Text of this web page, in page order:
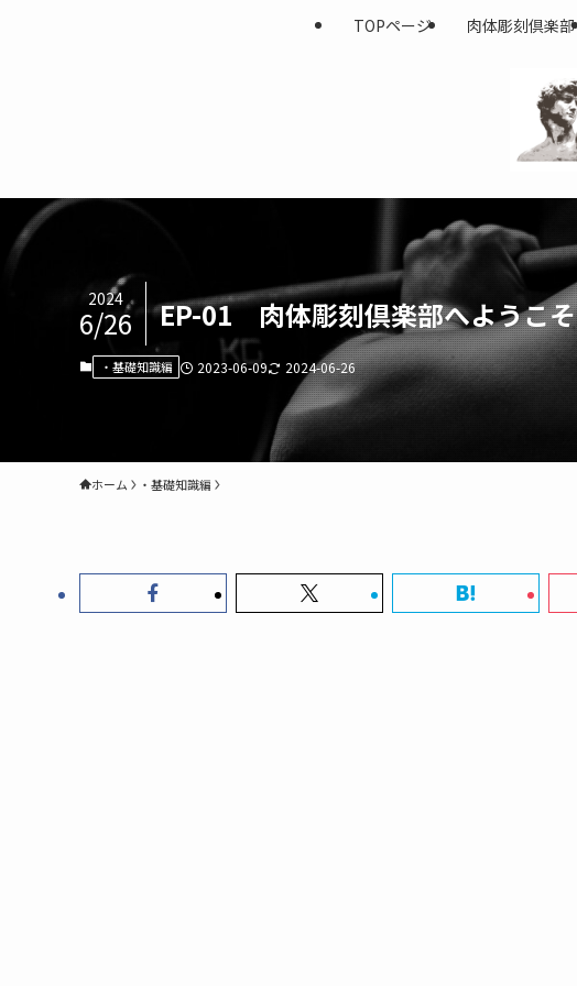
TOPページ 肉体彫刻倶楽部
EP-01 肉体彫刻倶楽部へようこそ
2024
6/26
・基礎知識編 2023-06-09 2024-06-26
ホーム ・基礎知識編